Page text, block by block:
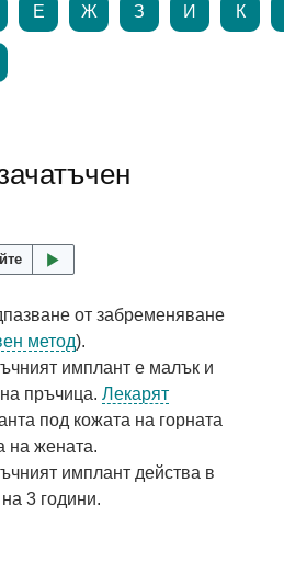
Е Ж З И К
от забременяване
метод).
имплант е малък и
пръчица. Лекарят
под кожата на горната
на жената.
имплант действа в
3 години.